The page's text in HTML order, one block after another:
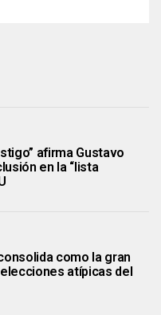
afirma Gustavo
en la “lista
como la gran
atípicas del